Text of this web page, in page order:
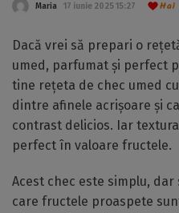
Maria 17 iunie 2025 15:27
Dacă vrei să prepari o
umed, parfumat și perfect
tine rețeta de chec umed
dintre afinele acrișoare și
contrast delicios. Iar
perfect în valoare fructele.
Acest chec este simplu,
care fructele proaspete